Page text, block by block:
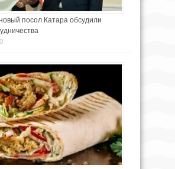
посол Катара обсудили